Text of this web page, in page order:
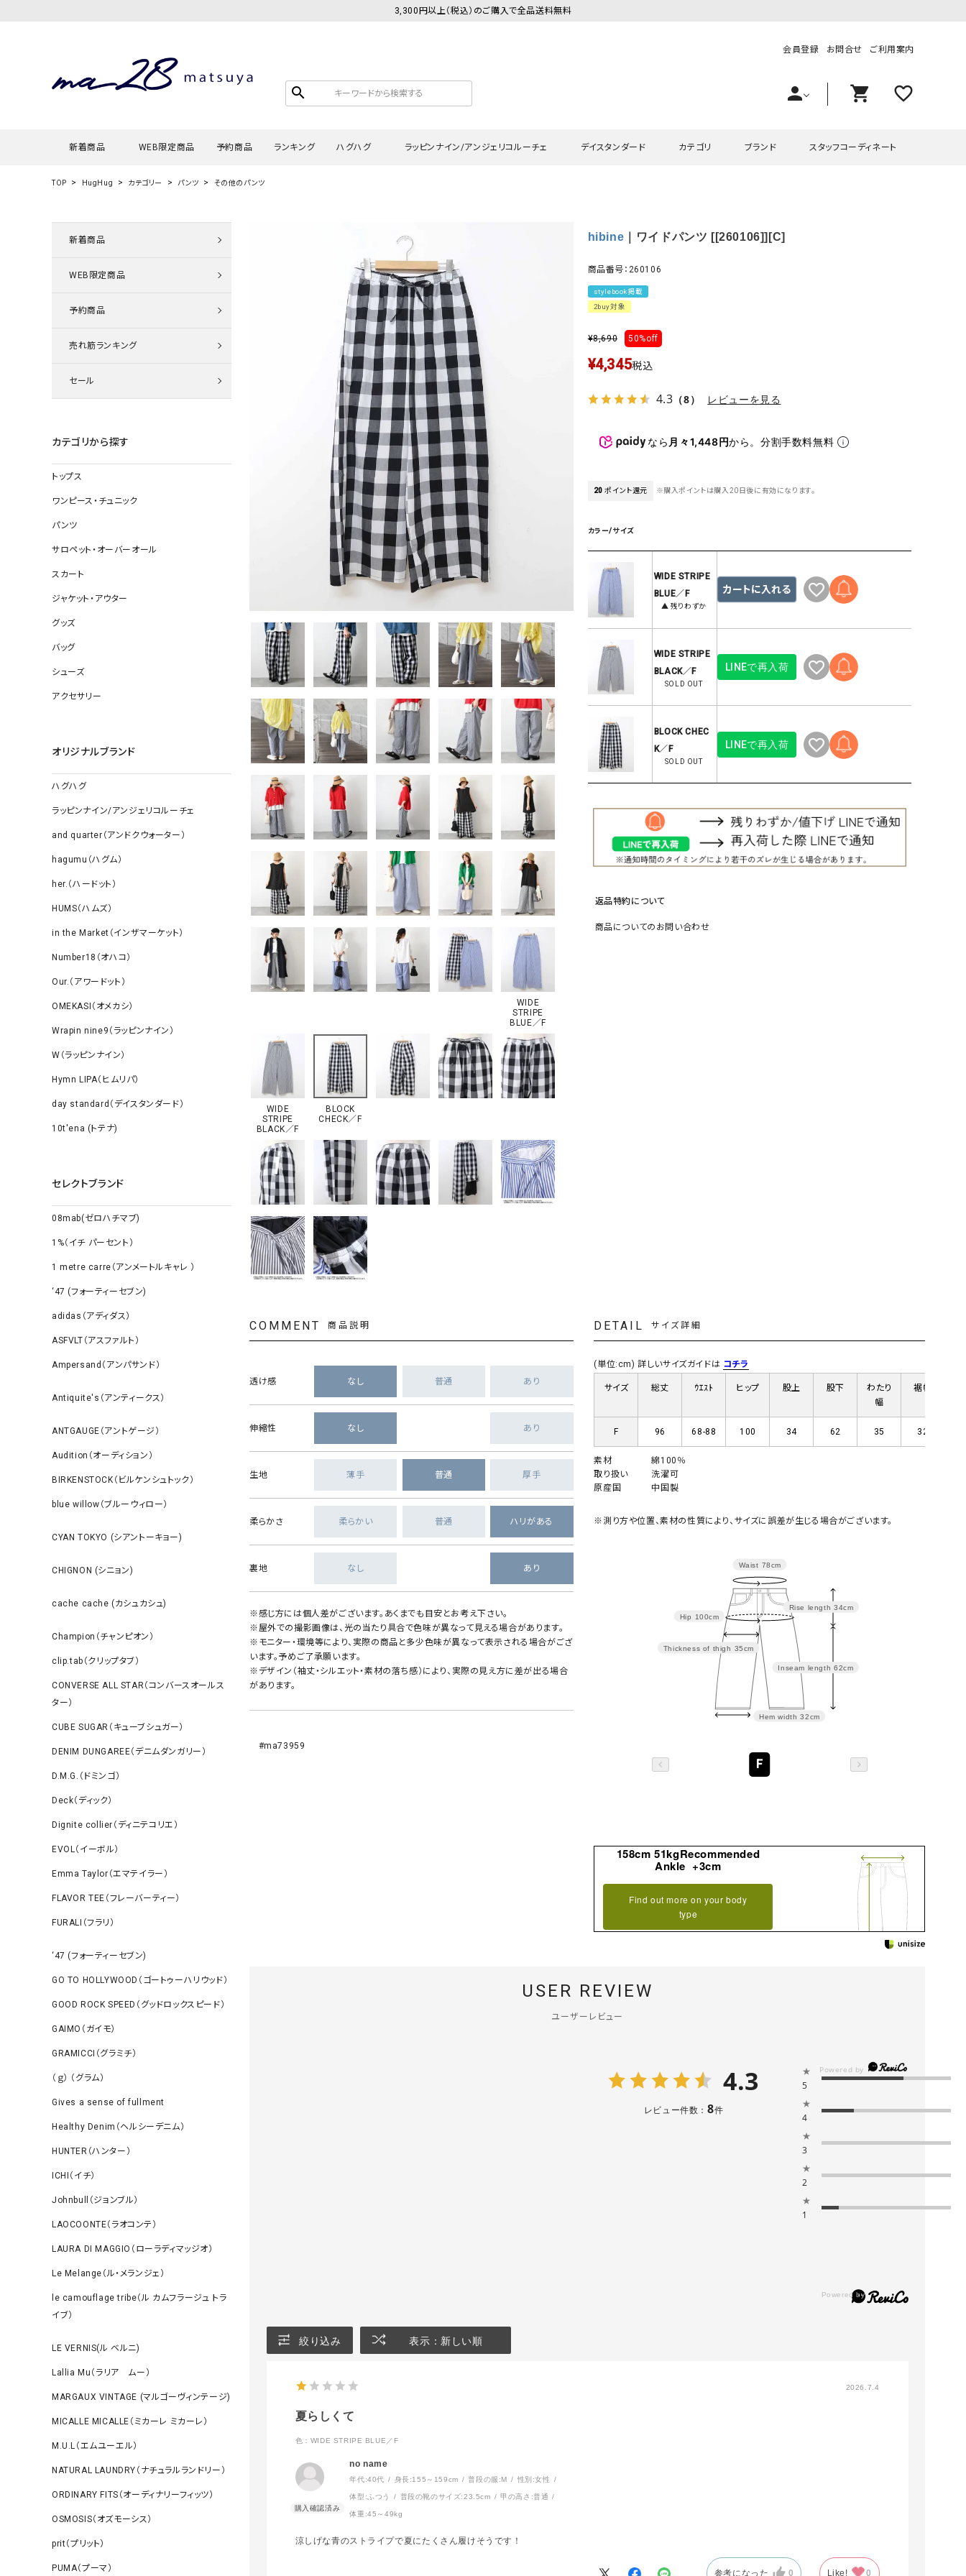
3,300円以上（税込）のご購入で全品送料無料
search
会員登録 お問合せ ご利用案内
person shopping_cart favorite_outline
新着商品 WEB限定商品 予約商品 ランキング ハグハグ
スウェット・パーカー
その他のパンツ ロング・マキシ丈
その他スカート
すべて見る
帽子
ソックス
その他雑貨
ラッピンナイン/アンジェリコルーチェ
シャツ・ブラウス
カーディガン
ベスト
ニット
タンクトップ・キャミソール
デニムパンツ
その他のパンツ
ロング・マキシ丈
ジャケット
コート
その他アウター
デイスタンダード
カーディガン・ベスト
スウェット・パーカー
チュニック
その他スカート
帽子
ソックス・その他雑貨
カテゴリ
ワンピース・チュニック
サロペット・オーバーオール
スカート
ジャケット・アウター
ワンピース・チュニック
ジャケット・アウター
ブランド
ラッピンナイン/アンジェリコルーチェ
08mab(ゼロハチマブ)
1 metre carre（アンメートルキャレ ）
ASFVLT（アスファルト）
Audition（オーディション）
blue willow（ブルーウィロー）
CUBE SUGAR（キューブシュガー）
Champion（チャンピオン） RED CARD（レッドカード）
DENIM DUNGAREE（デニムダンガリー）
スタッフコーディネート
TOP HugHug カテゴリー パンツ その他のパンツ
新着商品
WEB限定商品
予約商品
売れ筋ランキング
セール
カテゴリから探す
トップス
ワンピース・チュニック
パンツ
サロペット・オーバーオール
スカート
ジャケット・アウター
グッズ
バッグ
シューズ
アクセサリー
オリジナルブランド
ハグハグ
ラッピンナイン/アンジェリコルーチェ
and quarter（アンドクウォーター）
hagumu（ハグム）
her.（ハードット）
HUMS（ハムズ）
in the Market（インザマーケット）
Number18（オハコ）
Our.（アワードット）
OMEKASI（オメカシ）
Wrapin nine9（ラッピンナイン）
W（ラッピンナイン）
Hymn LIPA（ヒムリパ）
day standard（デイスタンダード）
10t'ena (トテナ)
セレクトブランド
08mab(ゼロハチマブ)
1%（イチ パーセント）
1 metre carre（アンメートルキャレ ）
‘47 (フォーティーセブン)
adidas（アディダス）
ASFVLT（アスファルト）
Ampersand（アンパサンド）
Antiquite's（アンティークス）
ANTGAUGE（アントゲージ）
Audition（オーディション）
BIRKENSTOCK（ビルケンシュトック）
blue willow（ブルーウィロー）
CYAN TOKYO (シアントーキョー)
CHIGNON (シニョン)
cache cache (カシュカシュ)
Champion（チャンピオン）
clip.tab（クリップタブ）
CONVERSE ALL STAR（コンバースオールス
ター）
CUBE SUGAR（キューブシュガー）
DENIM DUNGAREE（デニムダンガリー）
D.M.G.（ドミンゴ）
Deck（ディック）
Dignite collier（ディニテコリエ）
EVOL（イーボル）
Emma Taylor（エマテイラー）
FLAVOR TEE（フレーバーティー）
FURALI（フラリ）
‘47 (フォーティーセブン)
GO TO HOLLYWOOD（ゴートゥーハリウッド）
GOOD ROCK SPEED（グッドロックスピード）
GAIMO（ガイモ）
GRAMICCI（グラミチ）
（ｇ） （グラム）
Gives a sense of fullment
Healthy Denim（ヘルシーデニム）
HUNTER（ハンター）
ICHI（イチ）
Johnbull（ジョンブル）
LAOCOONTE（ラオコンテ）
LAURA DI MAGGIO（ローラディマッジオ）
Le Melange（ル・メランジェ）
le camouflage tribe（ル カムフラージュ トラ
イブ）
LE VERNIS(ル ベルニ)
Lallia Mu（ラリア ムー）
MARGAUX VINTAGE (マルゴーヴィンテージ)
MICALLE MICALLE（ミカーレ ミカーレ）
M.U.L（エムユーエル）
NATURAL LAUNDRY（ナチュラルランドリー）
ORDINARY FITS（オーディナリーフィッツ）
OSMOSIS（オズモーシス）
prit（プリット）
PUMA（プーマ）
WIDE
STRIPE
BLUE／F
WIDE
STRIPE
BLACK／F
BLOCK
CHECK／F
hibine ｜ワイドパンツ [[260106]][C]
商品番号：260106
stylebook掲載
2buy対象
¥8,690 50%off
¥4,345税込
4.3 （8） レビューを見る
なら 月々1,448円から。分割手数料無料
20 ポイント還元 ※購入ポイントは購入20日後に有効になります。
カラー/サイズ
WIDE STRIPE
BLUE／F
▲ 残りわずか
カートに入れる
WIDE STRIPE
BLACK／F
SOLD OUT
LINEで再入荷
BLOCK CHEC
K／F
SOLD OUT
LINEで再入荷
返品特約について
商品についてのお問い合わせ
COMMENT 商品説明
透け感 なし 普通 あり
伸縮性 なし あり
生地 薄手 普通 厚手
柔らかさ 柔らかい 普通 ハリがある
裏地 なし あり
※感じ方には個人差がございます。あくまでも目安とお考え下さい。
※屋外での撮影画像は、光の当たり具合で色味が異なって見える場合があります。
※モニター・環境等により、実際の商品と多少色味が異なって表示される場合がござ
います。予めご了承願います。
※デザイン（袖丈・シルエット・素材の落ち感）により、実際の見え方に差が出る場合
があります。
#ma73959
DETAIL サイズ詳細
(単位:cm) 詳しいサイズガイドは コチラ
サイズ 総丈 ｳｴｽﾄ ヒップ 股上 股下
わたり
幅
裾幅
F 96 68-88 100 34 62 35 32
素材
綿100％
取り扱い
洗濯可
原産国
中国製
※測り方や位置、素材の性質により、サイズに誤差が生じる場合がございます。
Inseam length 62cm
Rise length 34cm
Hem width 32cm
Thickness of thigh 35cm
Hip 100cm
Waist 78cm
F
158cm 51kgRecommended
Ankle +3cm
Find out more on your body
type
USER REVIEW
ユーザーレビュー
4.3
レビュー件数：8件
★
5
★
4
★
3
★
2
★
1
絞り込み 表示：新しい順
2026.7.4
夏らしくて
色：WIDE STRIPE BLUE／F
no name
年代:40代 身長:155～159cm 普段の服:M 性別:女性
体型: ふつう 普段の靴のサイズ:23.5cm 甲の高さ:普通
体重:45～49kg
涼しげな青のストライプで夏にたくさん履けそうです！
参考になった 0 Like! 0